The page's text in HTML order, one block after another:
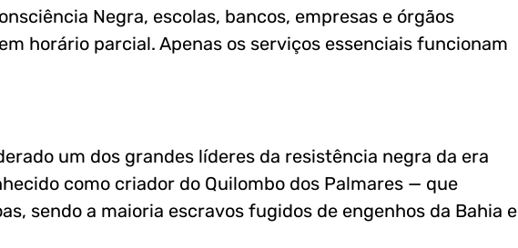
Negra, escolas, bancos, empresas e órgãos
horário parcial. Apenas os serviços essenciais funcionam
um dos grandes líderes da resistência negra da era
como criador do Quilombo dos Palmares — que
sendo a maioria escravos fugidos de engenhos da Bahia e